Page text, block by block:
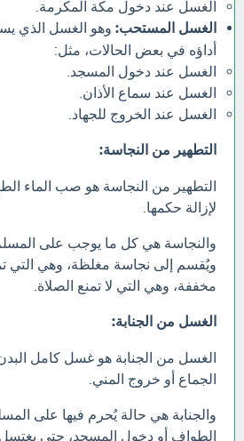
الغسل عند دخول مكة المكرمة.
الغسل المستحب: وهو الغسل الذي
أداؤه في بعض الحالات، مثل:
الغسل عند دخول المسجد.
الغسل عند سماع الأذان.
الغسل عند الخروج للجهاد.
التطهير من النجاسة:
التطهير من النجاسة هو صب الماء
لإزالة حكمها.
والنجاسة هي كل ما يوجب على
ويُقسم إلى نجاسة مغلظة، وهي التي
مخففة، وهي التي لا تمنع الصلاة.
الغسل من الجنابة:
الغسل من الجنابة هو غسل كامل البدن
الجماع أو خروج المني.
والجنابة هي حالة يُحرم فيها على
الطواف أو دخول المسجد، حتى يغتسل.